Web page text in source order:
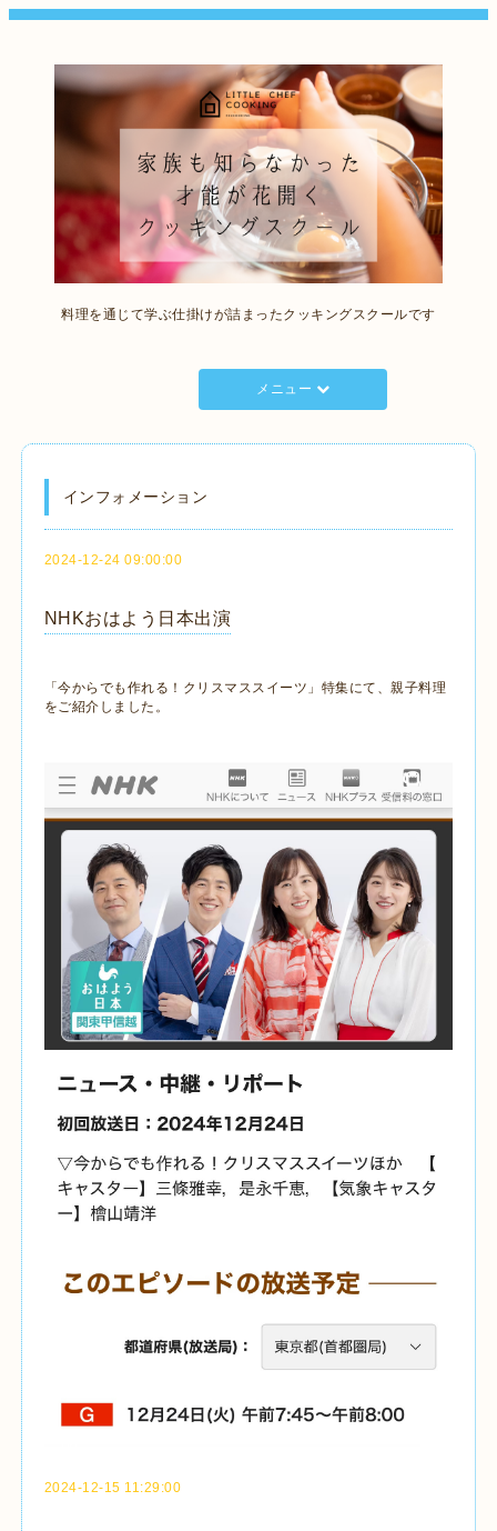
料理を通じて学ぶ仕掛けが詰まったクッキングスクールです
メニュー
インフォメーション
2024-12-24 09:00:00
NHKおはよう日本出演
「今からでも作れる！クリスマススイーツ」特集にて、親子料理
をご紹介しました。
2024-12-15 11:29:00